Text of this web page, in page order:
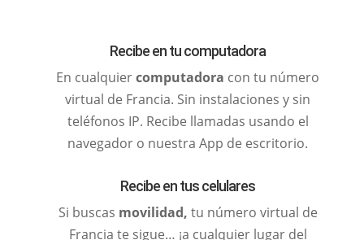
Recibe en tu computadora
En cualquiercomputadora con tu número
virtual de Francia. Sin instalaciones y sin
teléfonos IP. Recibe llamadas usando el
navegador o nuestra App de escritorio.
Recibe en tus celulares
Si buscas movilidad, tu número virtual de
Francia te sigue… ¡a cualquier lugar del